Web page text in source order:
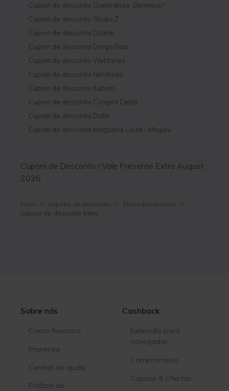
Cupom de desconto Quem disse, Berenice?
Cupom de desconto Studio Z
Cupom de desconto Dzarm
Cupom de desconto Droga Raia
Cupom de desconto Webfones
Cupom de desconto Netshoes
Cupom de desconto Kabum
Cupom de desconto Compra Certa
Cupom de desconto Dafiti
Cupom de desconto Magazine Luiza - Magalu
Cupom de Desconto / Vale Presente Extra August
2026
Início > Cupons de desconto > Eletrodomésticos
>
Cupom de desconto Extra
Sobre nós
Como funciona
Imprensa
Central de ajuda
Política de
Cashback
Extensão para
navegador
Compromisso
Cupons & Ofertas